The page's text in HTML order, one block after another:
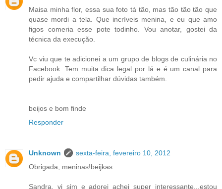
Maisa minha flor, essa sua foto tá tão, mas tão tão tão que
quase mordi a tela. Que incríveis menina, e eu que amo
figos comeria esse pote todinho. Vou anotar, gostei da
técnica da execução.
Vc viu que te adicionei a um grupo de blogs de culinária no
Facebook. Tem muita dica legal por lá e é um canal para
pedir ajuda e compartilhar dúvidas também.
beijos e bom finde
Responder
Unknown
sexta-feira, fevereiro 10, 2012
Obrigada, meninas!beijkas
Sandra, vi sim e adorei achei super interessante...estou